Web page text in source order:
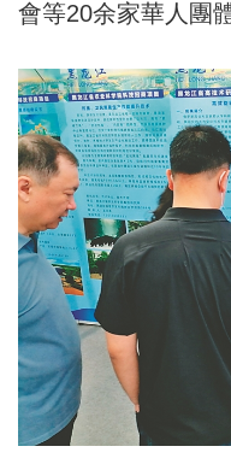
會等20余家華人團